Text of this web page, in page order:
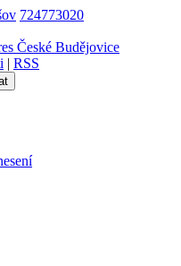
724773020
České Budějovice
| RSS